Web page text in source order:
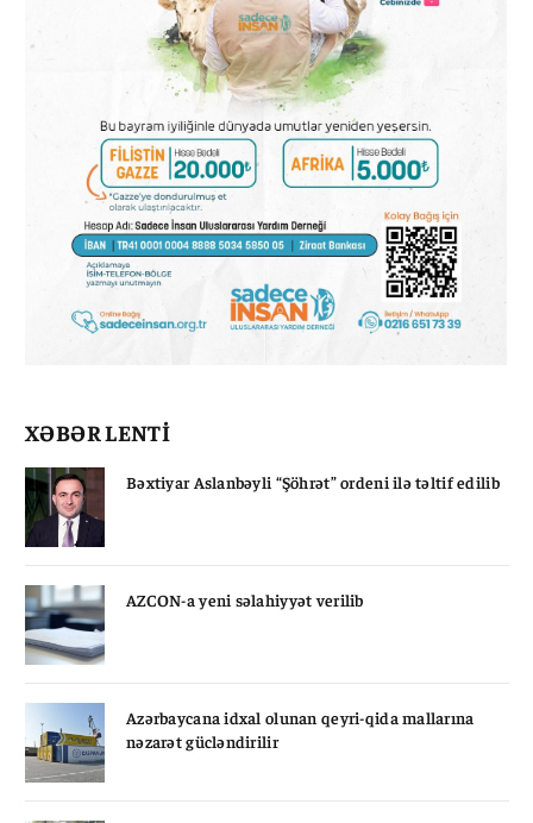
XƏBƏR LENTİ
Bəxtiyar Aslanbəyli “Şöhrət” ordeni ilə təltif edilib
AZCON-a yeni səlahiyyət verilib
Azərbaycana idxal olunan qeyri-qida mallarına
nəzarət gücləndirilir